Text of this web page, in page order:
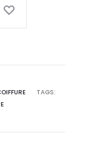
TAGS: